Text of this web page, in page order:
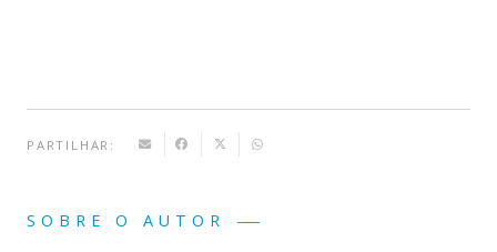
PARTILHAR:
SOBRE O AUTOR